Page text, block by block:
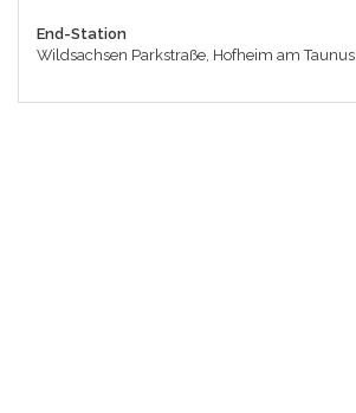
End-Station
Wildsachsen Parkstraße, Hofheim am Taunus